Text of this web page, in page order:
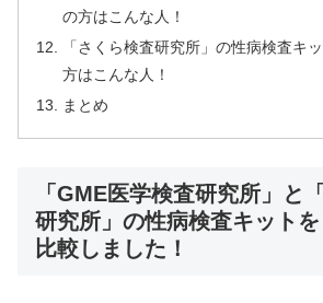
の方はこんな人！
「さくら検査研究所」の性病検査キ
方はこんな人！
まとめ
「GME医学検査研究所」と
研究所」の性病検査キット
比較しました！